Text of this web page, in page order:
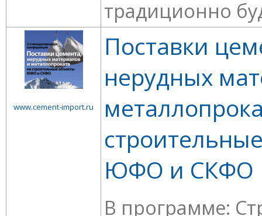
традиционно
www.cement-import.ru
Поставки
нерудных
ЮФО и СКФО
В программе: